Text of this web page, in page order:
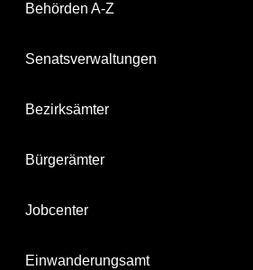
Behörden A-Z
Senatsverwaltungen
Bezirksämter
Bürgerämter
Jobcenter
Einwanderungsamt